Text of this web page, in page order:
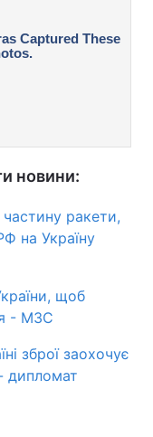
новини:
ракети,
на Україну
щоб
- МЗС
зброї заохочує
дипломат